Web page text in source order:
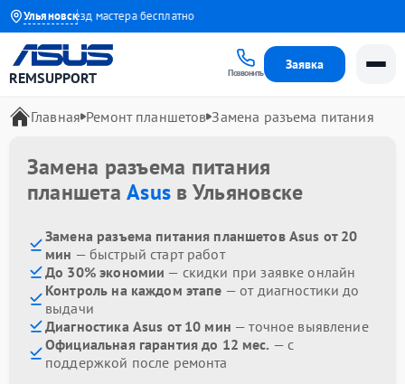
Ульяновск
года Выезд мастера бесплатно
REMSUPPORT Позвонить
Заявка
Главная Ремонт планшетов Замена разъема питания
Замена разъема питания
планшетаAsus в Ульяновске
Замена разъема питания планшетов Asus от 20
мин — быстрый старт работ
До 30% экономии — скидки при заявке онлайн
Контроль на каждом этапе — от диагностики до
выдачи
Диагностика Asus от 10 мин — точное выявление
Официальная гарантия до 12 мес. — с
поддержкой после ремонта